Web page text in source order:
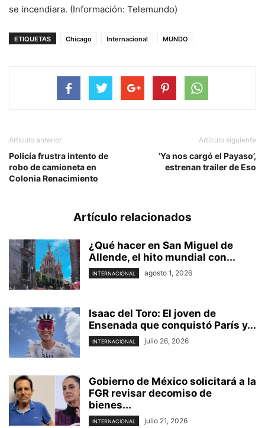
se incendiara. (Información: Telemundo)
ETIQUETAS Chicago Internacional MUNDO
Artículo anterior
Policía frustra intento de
robo de camioneta en
Colonia Renacimiento
Artículo siguiente
‘Ya nos cargó el Payaso’,
estrenan trailer de Eso
Artículo relacionados
¿Qué hacer en San Miguel de
Allende, el hito mundial con...
INTERNACIONAL agosto 1, 2026
Isaac del Toro: El joven de
Ensenada que conquistó París y...
INTERNACIONAL julio 26, 2026
Gobierno de México solicitará a la
FGR revisar decomiso de
bienes...
INTERNACIONAL julio 21, 2026